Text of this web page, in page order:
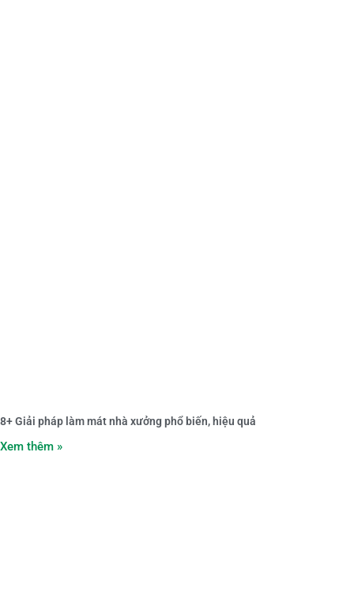
8+ Giải pháp làm mát nhà xưởng phổ biến, hiệu quả
Xem thêm »